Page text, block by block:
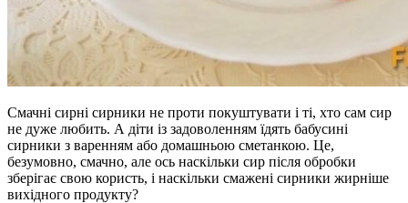
Смачні сирні сирники не проти покуштувати і ті, хто сам сир
не дуже любить. А діти із задоволенням їдять бабусині
сирники з варенням або домашньою сметанкою. Це,
безумовно, смачно, але ось наскільки сир після обробки
зберігає свою користь, і наскільки смажені сирники жирніше
вихідного продукту?